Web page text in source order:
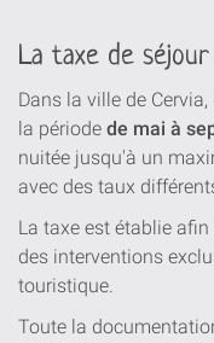
La taxe de séjour
Dans la ville de
la période de mai à
nuitée jusqu'à un
avec des taux
La taxe est établie
des interventions
touristique.
Toute la